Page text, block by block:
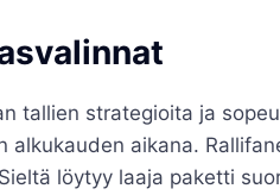
tallien strategioita ja
alkukauden aikana.
löytyy laaja paketti